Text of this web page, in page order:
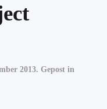
2013. Gepost in